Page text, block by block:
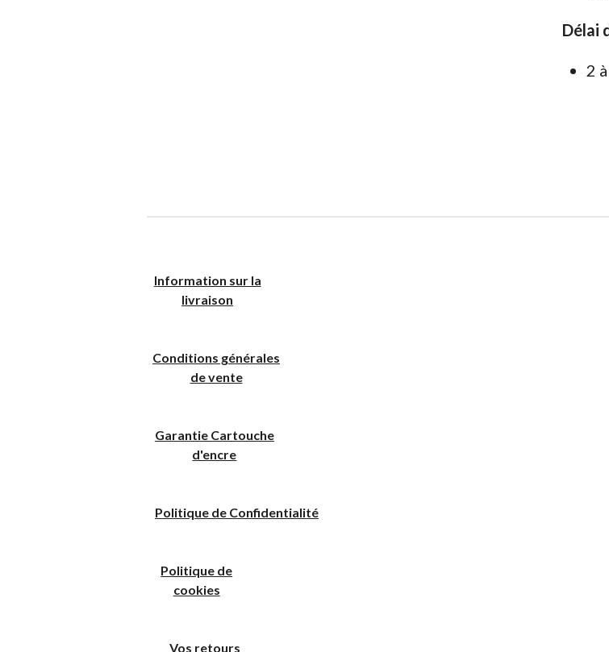
Délai
2
Information sur la
livraison
Conditions générales
de vente
Garantie Cartouche
d'encre
Politique de Confidentialité
Politique de
cookies
Vos retours